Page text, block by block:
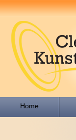
Home